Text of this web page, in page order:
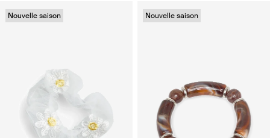
Nouvelle saison Nouvelle saison